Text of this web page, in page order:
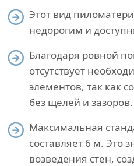
Этот вид
недорогим и
Благодаря ровной
отсутствует
элементов, так как
без щелей и зазоров.
Максимальная
составляет 6 м. Это
возведения стен,